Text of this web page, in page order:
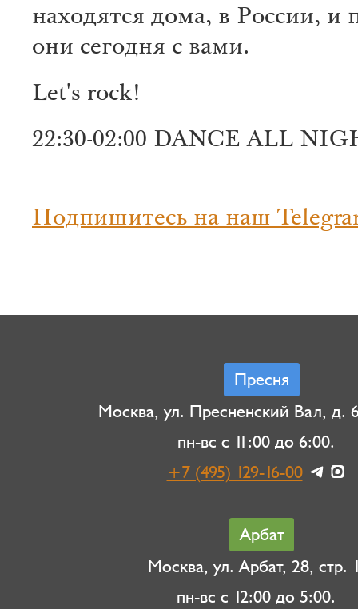
находятся дома, в России, и
они сегодня с вами.
Let's rock!
22:30-02:00 DANCE ALL
Подпишитесь на наш
Пресня
Москва, ул. Пресненский Вал, д.
пн-вс с 11:00 до 6:00.
+7 (495) 129-16-00
Арбат
Москва, ул. Арбат, 28, стр.
пн-вс с 12:00 до 5:00.